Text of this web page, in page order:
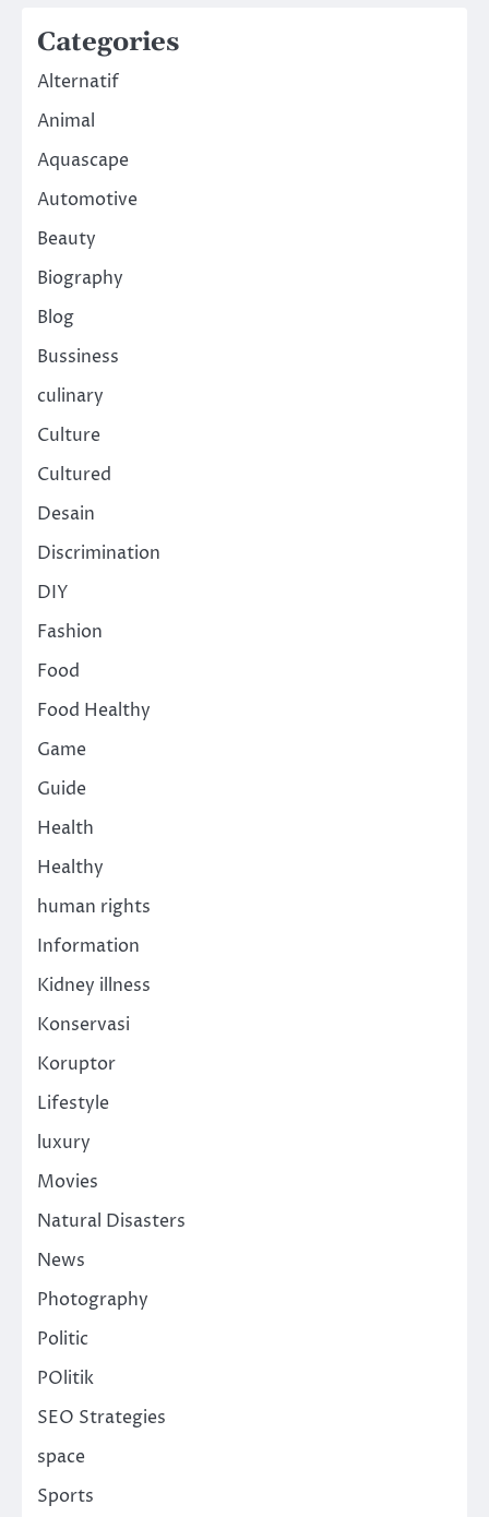
Categories
Alternatif
Animal
Aquascape
Automotive
Beauty
Biography
Blog
Bussiness
culinary
Culture
Cultured
Desain
Discrimination
DIY
Fashion
Food
Food Healthy
Game
Guide
Health
Healthy
human rights
Information
Kidney illness
Konservasi
Koruptor
Lifestyle
luxury
Movies
Natural Disasters
News
Photography
Politic
POlitik
SEO Strategies
space
Sports